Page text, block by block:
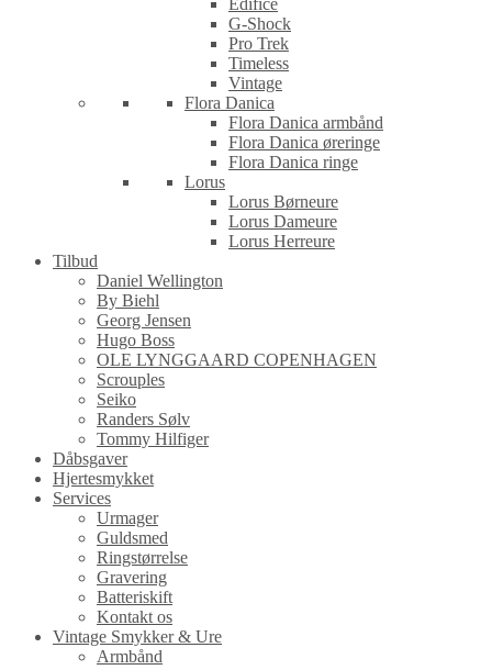
G-Shock
Pro Trek
Timeless
Vintage
Flora Danica
Flora Danica armbånd
Flora Danica øreringe
Flora Danica ringe
Lorus
Lorus Børneure
Lorus Dameure
Lorus Herreure
Tilbud
Daniel Wellington
By Biehl
Georg Jensen
Hugo Boss
OLE LYNGGAARD COPENHAGEN
Scrouples
Seiko
Randers Sølv
Tommy Hilfiger
Dåbsgaver
Hjertesmykket
Services
Urmager
Guldsmed
Ringstørrelse
Gravering
Batteriskift
Kontakt os
Vintage Smykker & Ure
Armbånd